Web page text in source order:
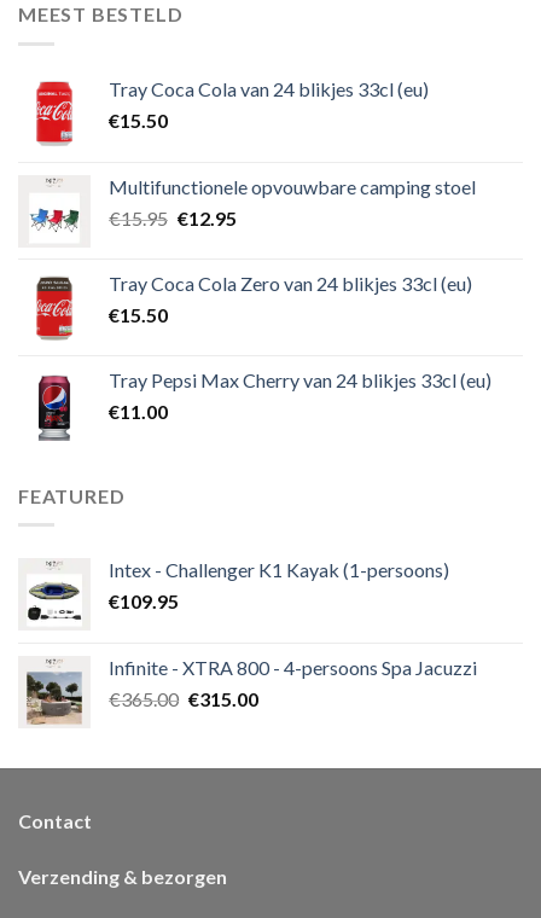
MEEST BESTELD
Tray Coca Cola van 24 blikjes 33cl (eu)
€15.50
Multifunctionele opvouwbare camping stoel
€15.95 €12.95
Tray Coca Cola Zero van 24 blikjes 33cl (eu)
€15.50
Tray Pepsi Max Cherry van 24 blikjes 33cl (eu)
€11.00
FEATURED
Intex - Challenger K1 Kayak (1-persoons)
€109.95
Infinite - XTRA 800 - 4-persoons Spa Jacuzzi
€365.00 €315.00
Contact
Verzending & bezorgen